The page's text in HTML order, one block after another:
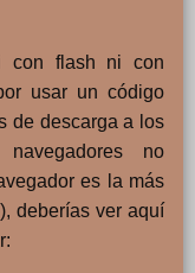
con flash ni con
usar un código
de descarga a los
no
es la más
deberías ver aquí